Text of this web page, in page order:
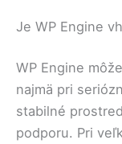
Je WP Engine
WP Engine
najmä pri
stabilné
podporu. Pri